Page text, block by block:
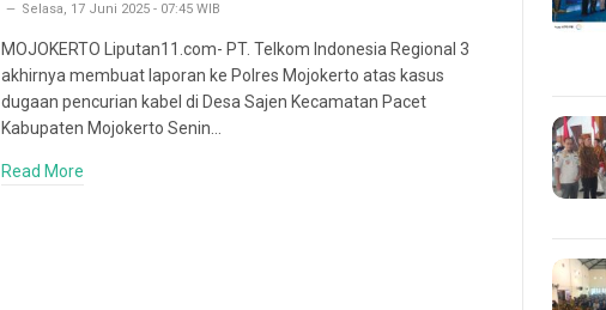
Selasa, 17 Juni 2025 - 07:45 WIB
MOJOKERTO Liputan11.com- PT. Telkom Indonesia Regional 3
akhirnya membuat laporan ke Polres Mojokerto atas kasus
dugaan pencurian kabel di Desa Sajen Kecamatan Pacet
Kabupaten Mojokerto Senin…
Read More